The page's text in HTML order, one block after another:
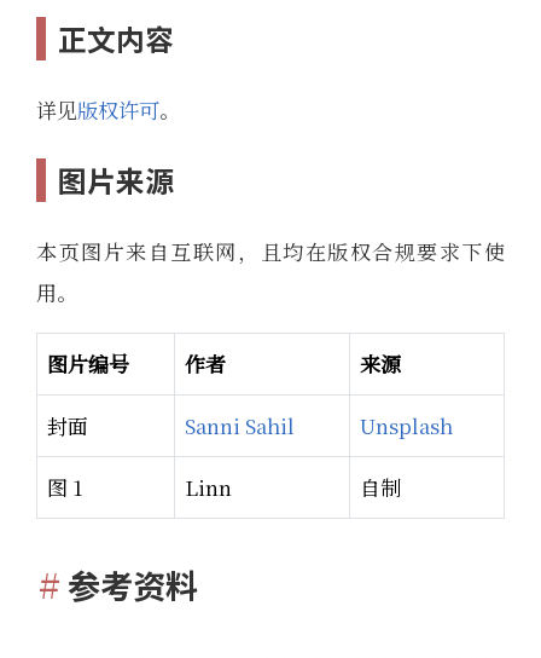
正文内容
详见版权许可。
图片来源
本页图片来自互联网，且均在版权合规要求下使
用。
图片编号 作者 来源
封面 Sanni Sahil Unsplash
图 1 Linn 自制
参考资料